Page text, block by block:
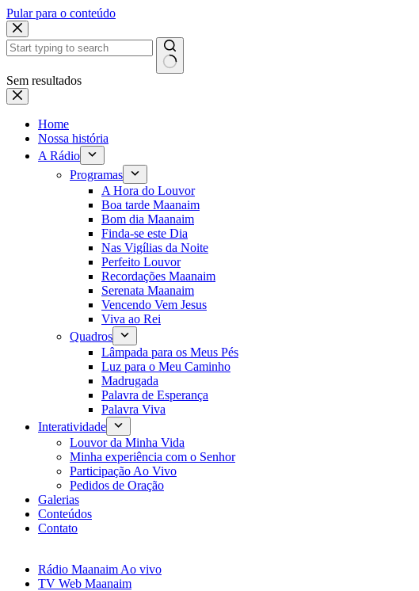
Pular para o conteúdo
Sem resultados
Home
Nossa história
A Rádio
Programas
A Hora do Louvor
Boa tarde Maanaim
Bom dia Maanaim
Finda-se este Dia
Nas Vigílias da Noite
Perfeito Louvor
Recordações Maanaim
Serenata Maanaim
Vencendo Vem Jesus
Viva ao Rei
Quadros
Lâmpada para os Meus Pés
Luz para o Meu Caminho
Madrugada
Palavra de Esperança
Palavra Viva
Interatividade
Louvor da Minha Vida
Minha experiência com o Senhor
Participação Ao Vivo
Pedidos de Oração
Galerias
Conteúdos
Contato
Rádio Maanaim Ao vivo
TV Web Maanaim